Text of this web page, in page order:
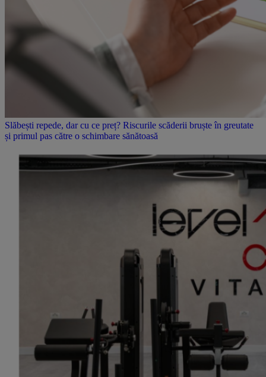
Slăbești repede, dar cu ce preț? Riscurile scăderii bruște în greutate
și primul pas către o schimbare sănătoasă